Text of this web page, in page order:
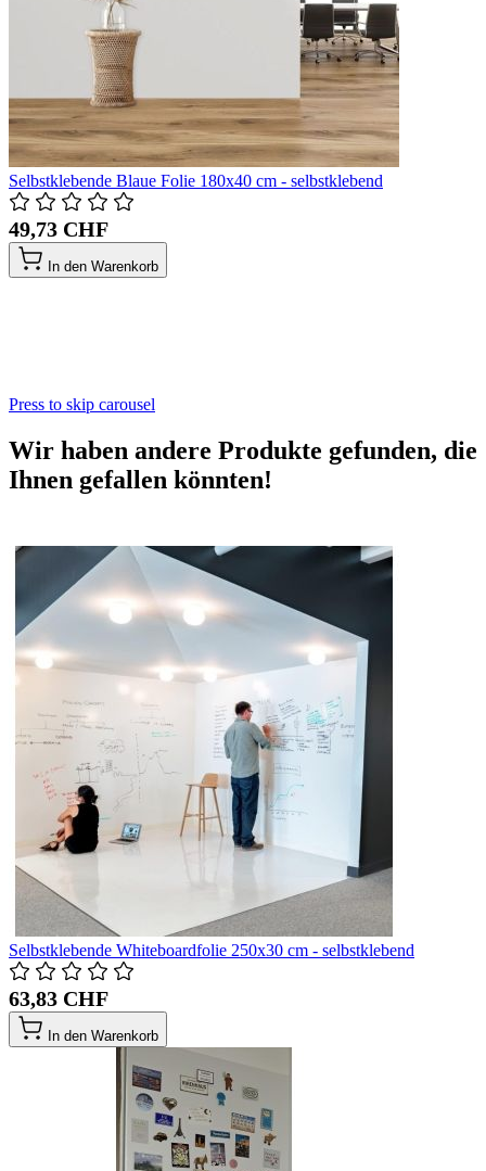
Selbstklebende Blaue Folie 180x40 cm - selbstklebend
49,73 CHF
In den Warenkorb
Press to skip carousel
Wir haben andere Produkte gefunden, die
Ihnen gefallen könnten!
Selbstklebende Whiteboardfolie 250x30 cm - selbstklebend
63,83 CHF
In den Warenkorb